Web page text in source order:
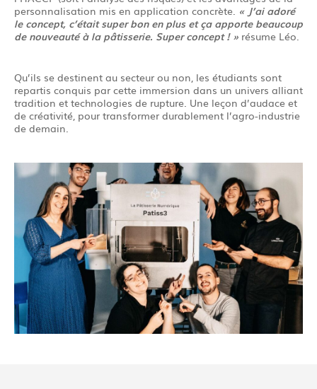
personnalisation mis en application concrète. « J’ai adoré
le concept, c’était super bon en plus et ça apporte beaucoup
de nouveauté à la pâtisserie. Super concept ! » résume Léo.
Qu’ils se destinent au secteur ou non, les étudiants sont
repartis conquis par cette immersion dans un univers alliant
tradition et technologies de rupture. Une leçon d’audace et
de créativité, pour transformer durablement l’agro-industrie
de demain.